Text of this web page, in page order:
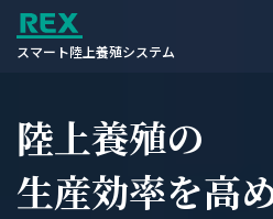
スマート陸上養殖システム
陸上養殖の
生産効率を高